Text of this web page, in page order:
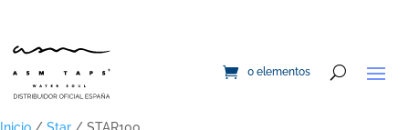
0 elementos